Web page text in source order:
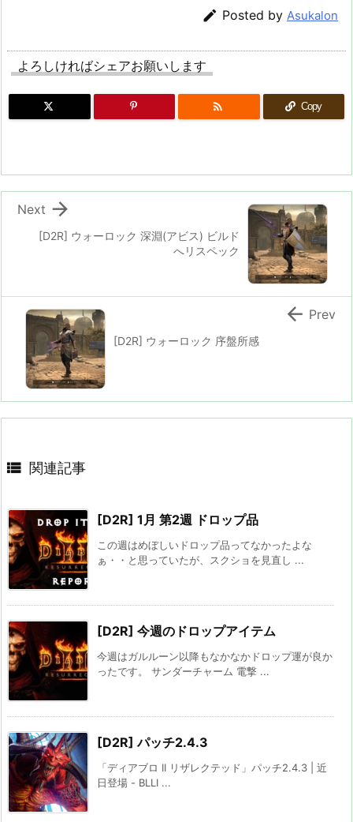
 Posted by Asukalon
よろしければシェアお願いします
 Copy
[D2R] ウォーロック 深淵(アビス) ビルド
へリスペック

Next
[D2R] ウォーロック 序盤所感
 Prev
 関連記事
[D2R] 1月 第2週 ドロップ品
この週はめぼしいドロップ品ってなかったよな
ぁ・・と思っていたが、スクショを見直し ...
[D2R] 今週のドロップアイテム
今週はガルルーン以降もなかなかドロップ運が良か
ったです。 サンダーチャーム 電撃 ...
[D2R] パッチ2.4.3
「ディアブロ II リザレクテッド」パッチ2.4.3 | 近
日登場 - BLLI ...